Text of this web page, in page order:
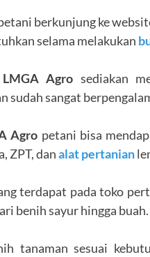
berkunjung ke
selama melakukan
LMGA Agro sediakan
sudah sangat
Agro petani bisa
ZPT, danalat pertanian
terdapat pada toko
benih sayur hingga buah.
tanaman sesuai